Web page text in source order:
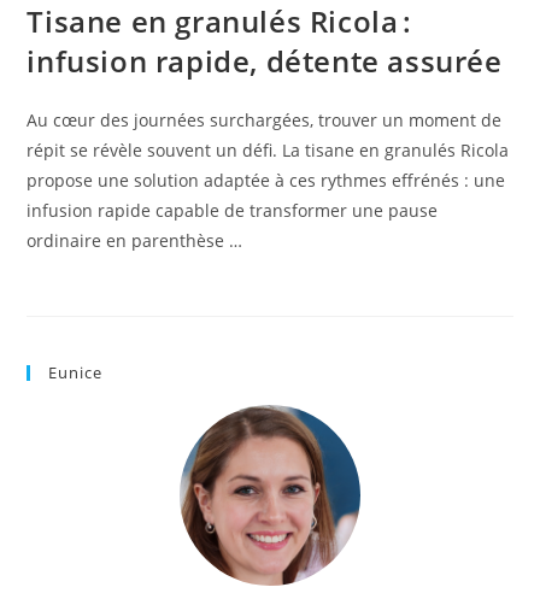
Tisane en granulés Ricola :
infusion rapide, détente assurée
Au cœur des journées surchargées, trouver un moment de
répit se révèle souvent un défi. La tisane en granulés Ricola
propose une solution adaptée à ces rythmes effrénés : une
infusion rapide capable de transformer une pause
ordinaire en parenthèse …
Eunice